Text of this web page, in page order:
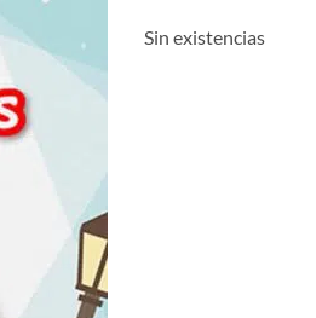
Sin existencias